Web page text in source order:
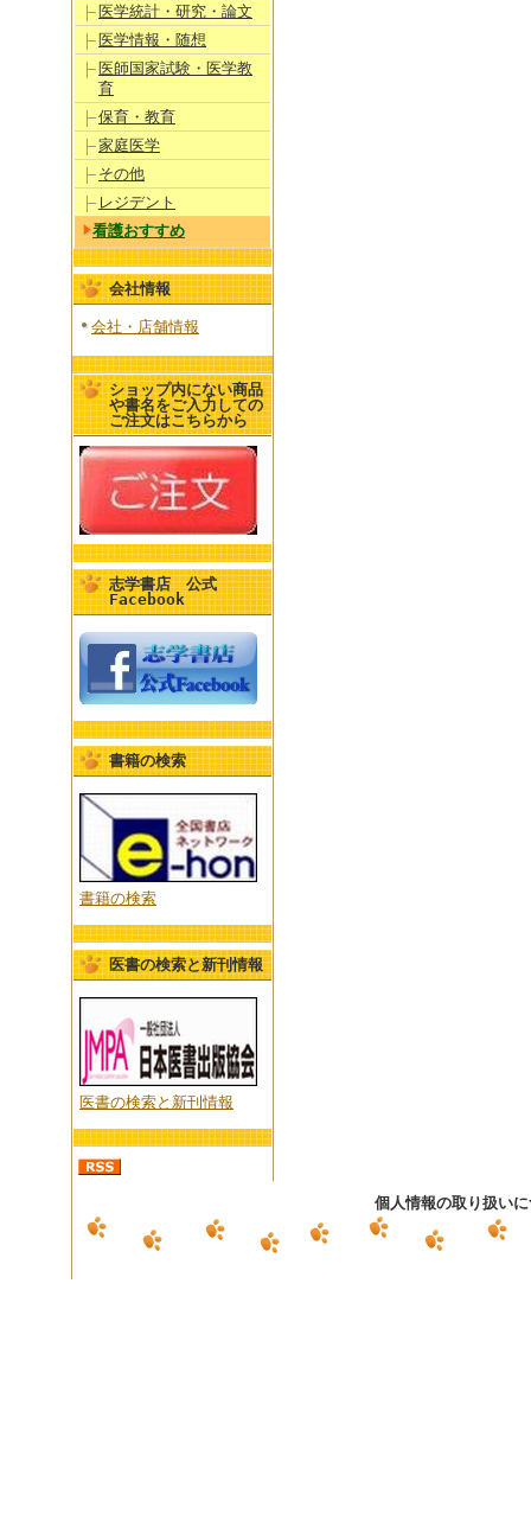
医学統計・研究・論文
医学情報・随想
医師国家試験・医学教
育
保育・教育
家庭医学
その他
レジデント
看護おすすめ
会社情報
会社・店舗情報
ショップ内にない商品
や書名をご入力しての
ご注文はこちらから
志学書店 公式
Facebook
書籍の検索
書籍の検索
医書の検索と新刊情報
医書の検索と新刊情報
個人情報の取り扱い